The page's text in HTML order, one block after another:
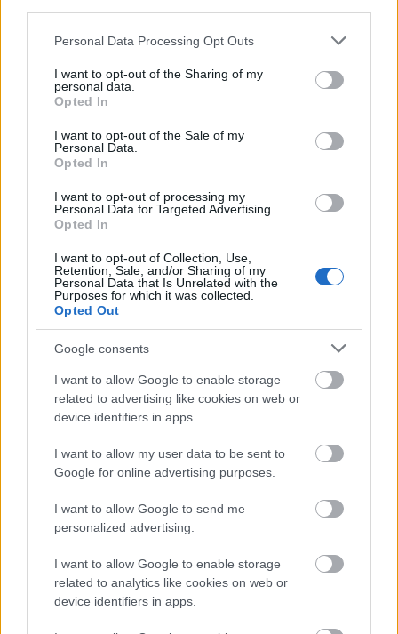
Please note that this website/app uses one or more Google
not limited to your visit or usage behaviour. You may click to
grant or deny consent to Google and its third-party tags to
use your data for below specified purposes in below Google
consent section.
Personal Data Processing Opt Outs
I want to opt-out of the Sharing of my
personal data.
Opted In
I want to opt-out of the Sale of my
Personal Data.
Opted In
I want to opt-out of processing my
Personal Data for Targeted Advertising.
Opted In
I want to opt-out of Collection, Use,
Retention, Sale, and/or Sharing of my
Personal Data that Is Unrelated with the
Purposes for which it was collected.
Opted Out
Google consents
I want to allow Google to enable storage
related to advertising like cookies on web or
device identifiers in apps.
I want to allow my user data to be sent to
Google for online advertising purposes.
I want to allow Google to send me
personalized advertising.
I want to allow Google to enable storage
related to analytics like cookies on web or
device identifiers in apps.
művészek szerepeltek. A Dózsa zenéjét és
dalszövegeit Szarka Tamás, a Ghymes
szerepében is találkozhatott a közönség.
A két előadást közel nyolcezer néző láthatta a
Forrás: szegedma.hu